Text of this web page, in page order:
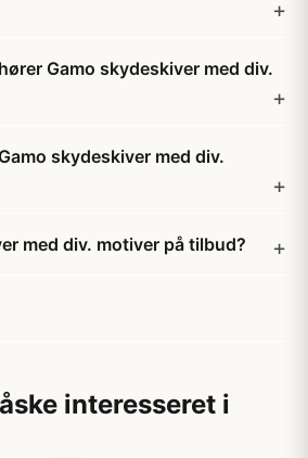
Gamo skydeskiver med div.
skydeskiver med div.
med div. motiver på tilbud?
interesseret i